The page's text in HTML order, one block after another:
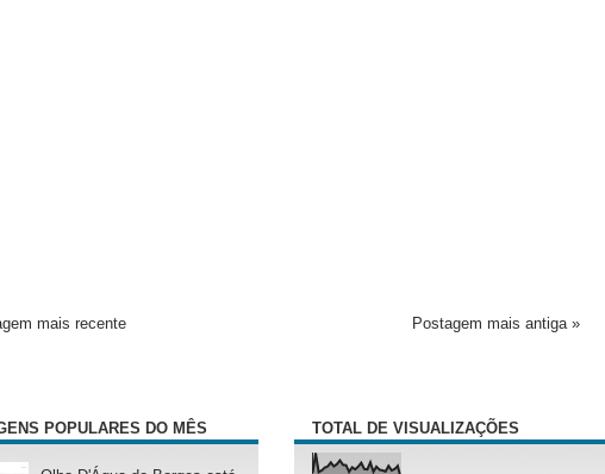
mais recente Postagem mais antiga »
POPULARES DO MÊS TOTAL DE VISUALIZAÇÕES